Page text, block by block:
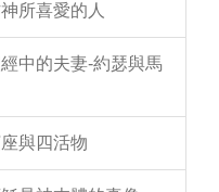
所喜愛的人
中的夫妻-約瑟與馬
與四活物